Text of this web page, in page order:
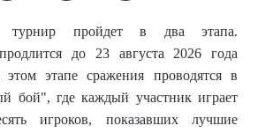
турнир пройдет в два этапа.
до 23 августа 2026 года
этапе сражения проводятся в
бой", где каждый участник играет
игроков, показавших лучшие